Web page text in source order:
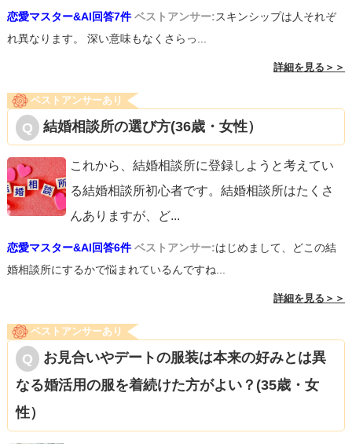
恋愛マスター&AI回答7件 ベストアンサー:スキンシップは人それぞ
れ異なります。 深い意味もなくさらっ...
詳細を見る＞＞
ベストアンサーあり
結婚相談所の選び方(36歳・女性）
これから、結婚相談所に登録しようと考えてい
る結婚相談所初心者です。結婚相談所はたくさ
んありますが、ど...
恋愛マスター&AI回答6件 ベストアンサー:はじめまして、どこの結
婚相談所にするかで悩まれているんですね...
詳細を見る＞＞
ベストアンサーあり
お見合いやデートの服装は本来の好みとは異
なる婚活用の服を着続けた方がよい？(35歳・女
性）